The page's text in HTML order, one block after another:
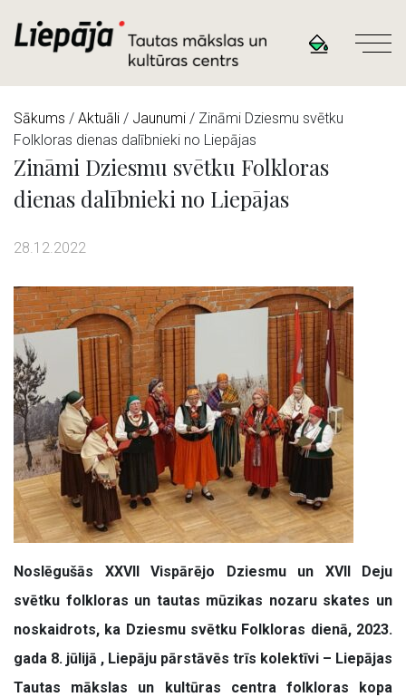
Sākums / Aktuāli / Jaunumi / Zināmi Dziesmu svētku
Folkloras dienas dalībnieki no Liepājas
Zināmi Dziesmu svētku Folkloras
dienas dalībnieki no Liepājas
28.12.2022
Noslēgušās XXVII Vispārējo Dziesmu un XVII Deju
svētku folkloras un tautas mūzikas nozaru skates un
noskaidrots, ka Dziesmu svētku Folkloras dienā, 2023.
gada 8. jūlijā , Liepāju pārstāvēs trīs kolektīvi – Liepājas
Tautas mākslas un kultūras centra folkloras kopa